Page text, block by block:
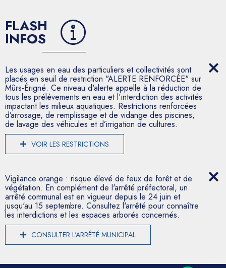
FLASH
INFOS
Les usages en eau des particuliers et collectivités sont
placés en seuil de restriction "ALERTE RENFORCÉE" sur
Mûrs-Érigné. Ce niveau d'alerte appelle à la réduction de
tous les prélèvements en eau et l'interdiction des activités
impactant les milieux aquatiques. Restrictions renforcées
d’arrosage, de remplissage et de vidange des piscines,
de lavage des véhicules et d’irrigation de cultures.
VOIR LES RESTRICTIONS
Vigilance orange : risque élevé de feux de forêt et de
végétation. En complément de l'arrêté préfectoral, un
arrêté communal est en vigueur depuis le 24 juin et
jusqu'au 15 septembre. Consultez l'arrêté pour connaître
les interdictions et les espaces arborés concernés.
CONSULTER L'ARRÊTÉ MUNICIPAL